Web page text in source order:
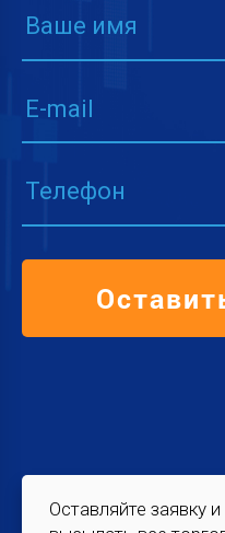
Ваше имя
E-mail
Телефон
Оставляйте заявку